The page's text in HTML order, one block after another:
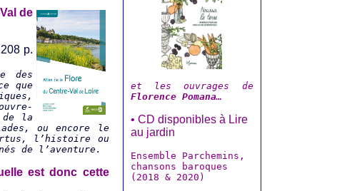
et les ouvrages de
Florence Pomana…
• CD disponibles à Lire
au jardin
Ensemble Parchemins,
chansons baroques
(2018 & 2020)
de
p.
des
que
la
ou encore le
l’histoire ou
de l’aventure.
est donc cette